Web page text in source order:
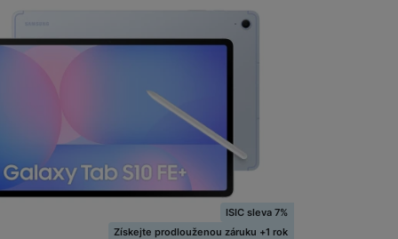
Galaxy Tab S10 FE+ 128GB Wifi, Blue
ISIC sleva 7%
Získejte prodlouženou záruku +1 rok